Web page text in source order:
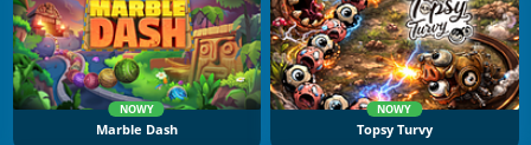
NOWY
Marble Dash
NOWY
Topsy Turvy